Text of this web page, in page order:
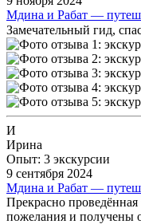
Мдина и Рабат —
Замечательный гид,
И
Ирина
Опыт: 3 экскурсии
9 сентября 2024
Мдина и Рабат —
Прекрасно
пожелания и получены